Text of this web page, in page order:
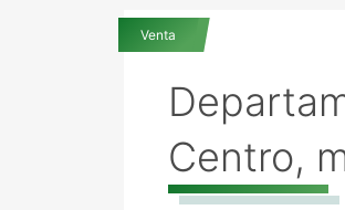
Venta
En Central -Santa
Centro,